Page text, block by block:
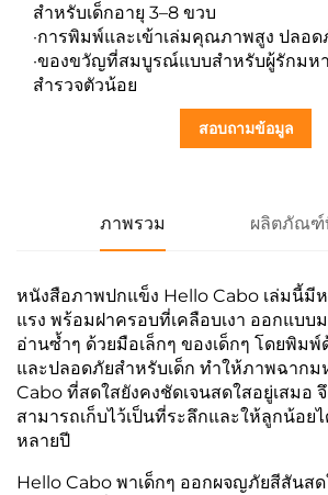
สำหรับเด็กอายุ 3–8 ขวบ
·การพิมพ์และเข้าเล่มคุณภาพสูง ปลอด
·ของขวัญที่สมบูรณ์แบบสำหรับผู้รักมห
สำรวจตัวน้อย
สอบถามข้อมูล
ภาพรวม ผลิตภัณฑ์
หนังสือภาพปกแข็ง Hello Cabo เล่มนี้มี
แรง พร้อมฝาครอบที่เคลือบเงา ออกแบบ
อ่านซ้ำๆ ด้วยมือเล็กๆ ของเด็กๆ โดยพิม
และปลอดภัยสำหรับเด็ก ทำให้ภาพฉากม
Cabo ที่สดใสยังคงชัดเจนสดใสอยู่เสมอ
สามารถเก็บไว้เป็นที่ระลึกและให้ลูกน้อย
หลายปี
Hello Cabo พาเด็กๆ ออกผจญภัยสีสันส